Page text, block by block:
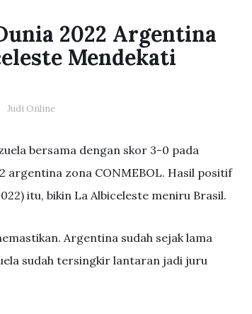
2022 Argentina
Mendekati
Judi Online
bersama dengan skor 3-0 pada
argentina zona CONMEBOL. Hasil positif
itu, bikin La Albiceleste meniru Brasil.
Argentina sudah sejak lama
sudah tersingkir lantaran jadi juru